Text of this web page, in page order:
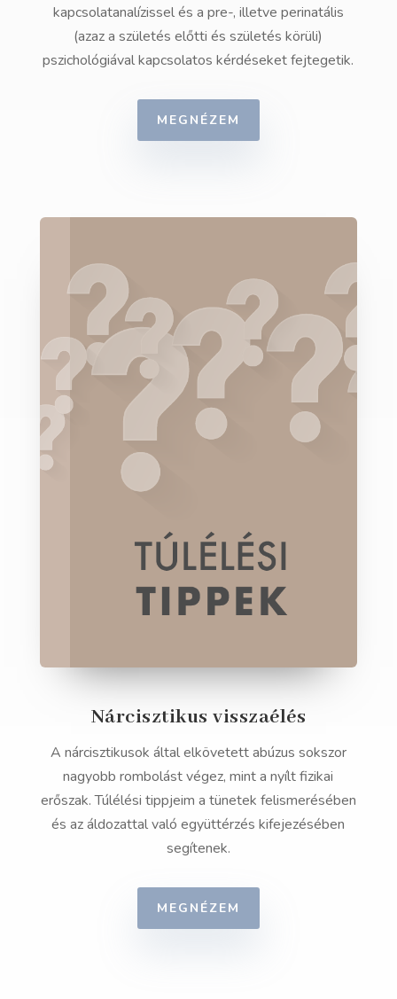
kapcsolatanalízissel és a pre-, illetve perinatális
(azaz a születés előtti és születés körüli)
pszichológiával kapcsolatos kérdéseket fejtegetik.
MEGNÉZEM
Nárcisztikus visszaélés
A nárcisztikusok által elkövetett abúzus sokszor
nagyobb rombolást végez, mint a nyílt fizikai
erőszak. Túlélési tippjeim a tünetek felismerésében
és az áldozattal való együttérzés kifejezésében
segítenek.
MEGNÉZEM